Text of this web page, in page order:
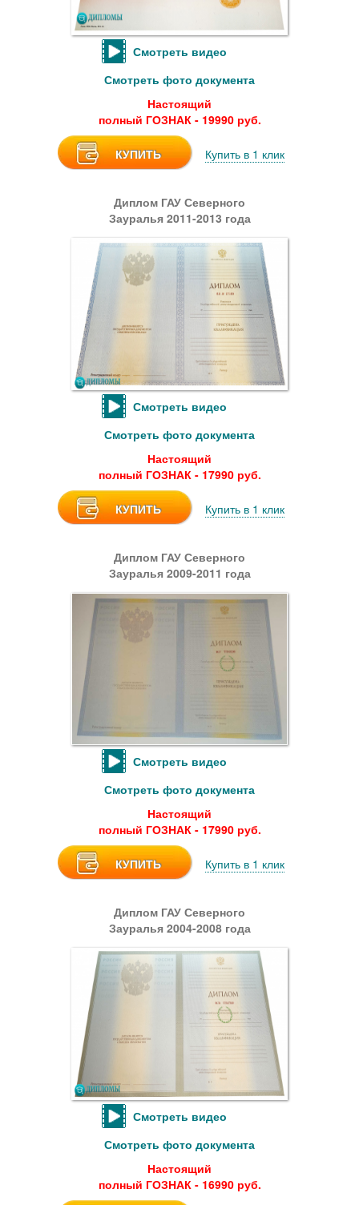
Смотреть видео
Смотреть фото документа
Настоящий
полный ГОЗНАК - 19990 руб.
КУПИТЬ Купить в 1 клик
Диплом ГАУ Северного
Зауралья 2011-2013 года
Смотреть видео
Смотреть фото документа
Настоящий
полный ГОЗНАК - 17990 руб.
КУПИТЬ Купить в 1 клик
Диплом ГАУ Северного
Зауралья 2009-2011 года
Смотреть видео
Смотреть фото документа
Настоящий
полный ГОЗНАК - 17990 руб.
КУПИТЬ Купить в 1 клик
Диплом ГАУ Северного
Зауралья 2004-2008 года
Смотреть видео
Смотреть фото документа
Настоящий
полный ГОЗНАК - 16990 руб.